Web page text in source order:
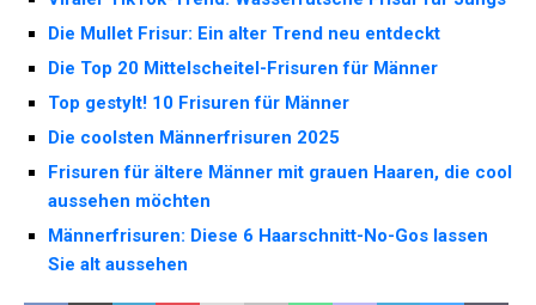
Die Mullet Frisur: Ein alter Trend neu entdeckt
Die Top 20 Mittelscheitel-Frisuren für Männer
Top gestylt! 10 Frisuren für Männer
Die coolsten Männerfrisuren 2025
Frisuren für ältere Männer mit grauen Haaren, die cool
aussehen möchten
Männerfrisuren: Diese 6 Haarschnitt-No-Gos lassen
Sie alt aussehen